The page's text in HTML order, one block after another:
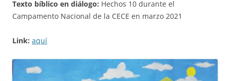
Texto bíblico en diálogo: Hechos 10 durante el
Campamento Nacional de la CECE en marzo 2021
Link: aquí